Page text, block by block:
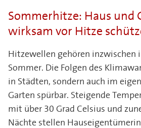
Sommerhitze: Haus und
wirksam vor Hitze
Hitzewellen gehören inzwischen
Sommer. Die Folgen des
in Städten, sondern auch im
Garten spürbar. Steigende
mit über 30 Grad Celsius und
Nächte stellen